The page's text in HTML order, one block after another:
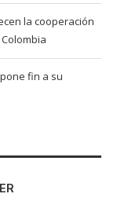
la cooperación
fin a su